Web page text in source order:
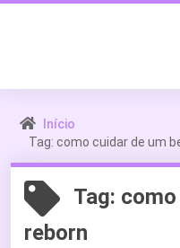
Início
Tag: como cuidar de um
Tag:
reborn